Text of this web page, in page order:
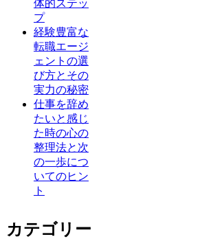
体的ステッ
プ
経験豊富な
転職エージ
ェントの選
び方とその
実力の秘密
仕事を辞め
たいと感じ
た時の心の
整理法と次
の一歩につ
いてのヒン
ト
カテゴリー